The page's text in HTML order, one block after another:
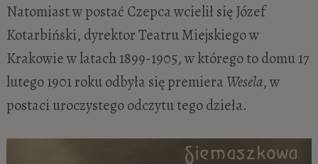
Natomiast w postać Czepca wcielił się Józef
Kotarbiński, dyrektor Teatru Miejskiego w
Krakowie w latach 1899-1905, w którego to domu 17
lutego 1901 roku odbyła się premieraWesela, w
postaci uroczystego odczytu tego dzieła.